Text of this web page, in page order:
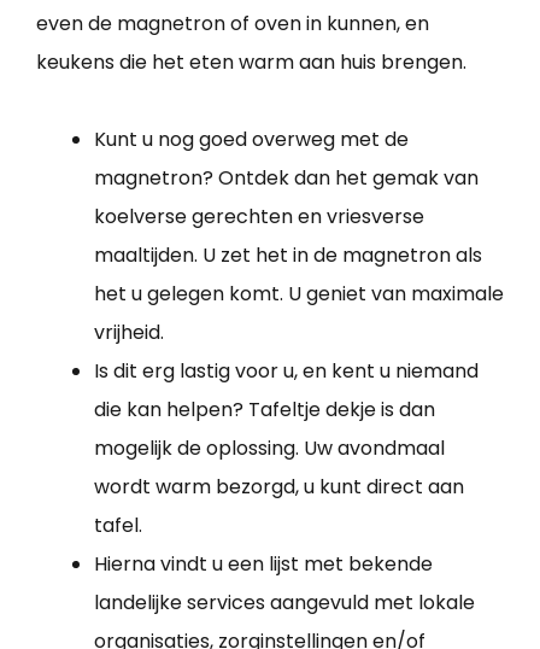
even de magnetron of oven in kunnen, en
keukens die het eten warm aan huis brengen.
Kunt u nog goed overweg met de
magnetron? Ontdek dan het gemak van
koelverse gerechten en vriesverse
maaltijden. U zet het in de magnetron als
het u gelegen komt. U geniet van maximale
vrijheid.
Is dit erg lastig voor u, en kent u niemand
die kan helpen? Tafeltje dekje is dan
mogelijk de oplossing. Uw avondmaal
wordt warm bezorgd, u kunt direct aan
tafel.
Hierna vindt u een lijst met bekende
landelijke services aangevuld met lokale
organisaties, zorginstellingen en/of